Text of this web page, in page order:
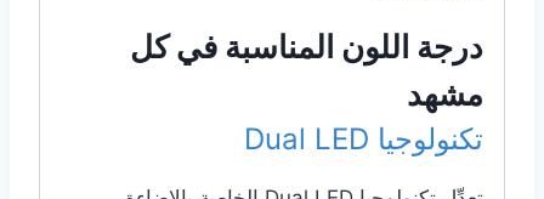
درجة اللون المناسبة في كل
مشهد
تكنولوجيا Dual LED